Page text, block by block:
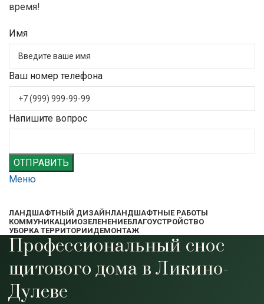
время!
Имя
Ваш номер телефона
Напишите вопрос
ОТПРАВИТЬ
Меню
ЛАНДШАФТНЫЙ ДИЗАЙНЛАНДШАФТНЫЕ РАБОТЫ
КОММУНИКАЦИИОЗЕЛЕНЕНИЕБЛАГОУСТРОЙСТВО
УБОРКА ТЕРРИТОРИИДЕМОНТАЖ
Профессиональный снос
щитового дома в Ликино-
Дулеве